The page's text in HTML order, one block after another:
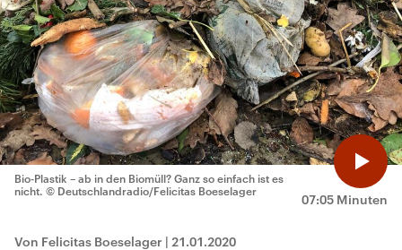
07:05 Minuten
Bio-Plastik – ab in den Biomüll? Ganz so einfach ist es
nicht. © Deutschlandradio/Felicitas Boeselager
Von Felicitas Boeselager | 21.01.2020